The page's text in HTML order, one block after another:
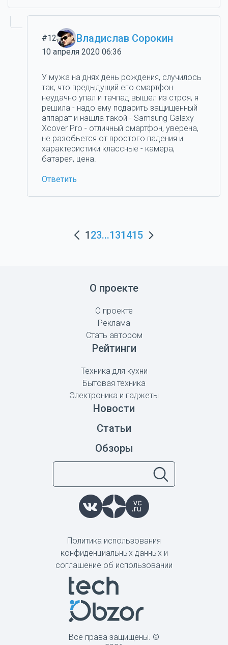
#12 Владислав Сорокин
10 апреля 2020 06:36
У мужа на днях день рождения, случилось
так, что предыдущий его смартфон
неудачно упал и тачпад вышел из строя, я
решила - надо ему подарить защищенный
аппарат и нашла такой - Samsung Galaxy
Xcover Pro - отличный смартфон, уверена,
не разобьется от простого падения и
характеристики классные - камера,
батарея, цена.
Ответить
123...131415
Все права защищены. ©
О проекте
О проекте
Реклама
Стать автором
Рейтинги
Техника для кухни
Бытовая техника
Электроника и гаджеты
Новости
Статьи
Обзоры
Политика использования
конфиденциальных данных и
соглашение об использовании